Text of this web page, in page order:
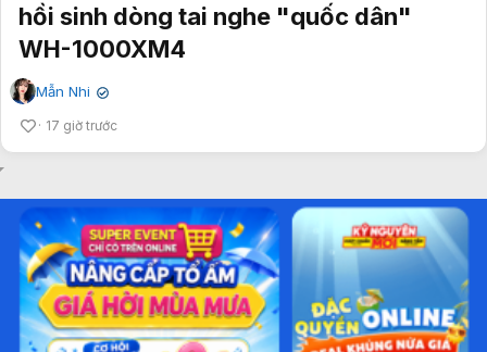
hồi sinh dòng tai nghe "quốc dân"
WH-1000XM4
Mẫn Nhi ✔
17 giờ trước